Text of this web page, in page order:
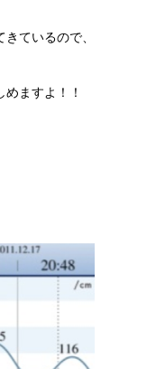
ているので、
ますよ！！